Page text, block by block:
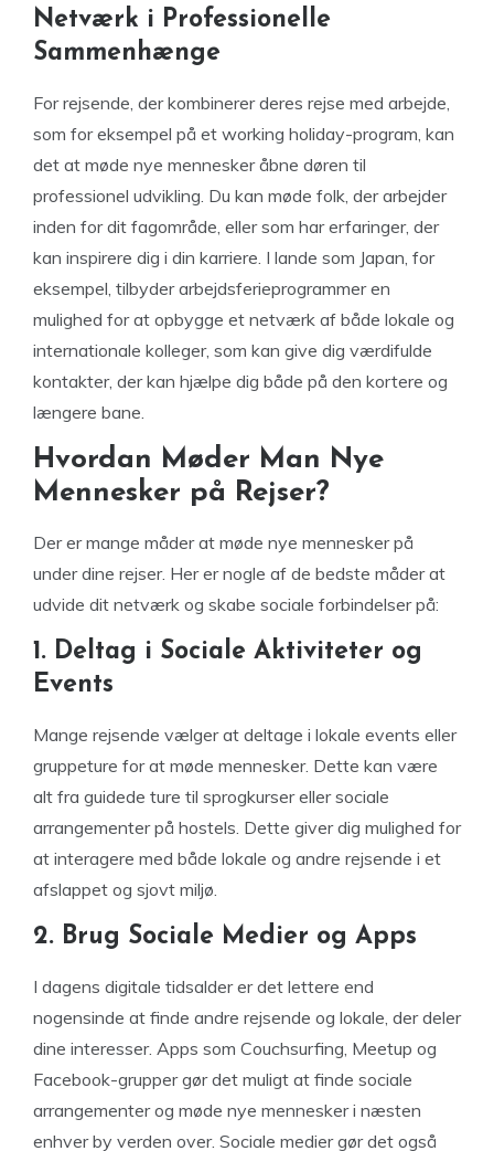
Netværk i Professionelle
Sammenhænge
For rejsende, der kombinerer deres rejse med arbejde,
som for eksempel på et working holiday-program, kan
det at møde nye mennesker åbne døren til
professionel udvikling. Du kan møde folk, der arbejder
inden for dit fagområde, eller som har erfaringer, der
kan inspirere dig i din karriere. I lande som Japan, for
eksempel, tilbyder arbejdsferieprogrammer en
mulighed for at opbygge et netværk af både lokale og
internationale kolleger, som kan give dig værdifulde
kontakter, der kan hjælpe dig både på den kortere og
længere bane.
Hvordan Møder Man Nye
Mennesker på Rejser?
Der er mange måder at møde nye mennesker på
under dine rejser. Her er nogle af de bedste måder at
udvide dit netværk og skabe sociale forbindelser på:
1. Deltag i Sociale Aktiviteter og
Events
Mange rejsende vælger at deltage i lokale events eller
gruppeture for at møde mennesker. Dette kan være
alt fra guidede ture til sprogkurser eller sociale
arrangementer på hostels. Dette giver dig mulighed for
at interagere med både lokale og andre rejsende i et
afslappet og sjovt miljø.
2. Brug Sociale Medier og Apps
I dagens digitale tidsalder er det lettere end
nogensinde at finde andre rejsende og lokale, der deler
dine interesser. Apps som Couchsurfing, Meetup og
Facebook-grupper gør det muligt at finde sociale
arrangementer og møde nye mennesker i næsten
enhver by verden over. Sociale medier gør det også